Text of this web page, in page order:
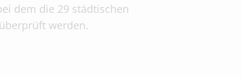
dem die 29 städtischen
werden.